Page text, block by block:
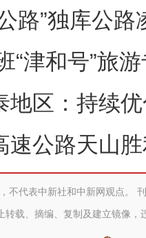
路”独库公
“津和号”旅
地区：持续
速公路天山
不代表中新社和中新网观点。
转载、摘编、复制及建立镜像，